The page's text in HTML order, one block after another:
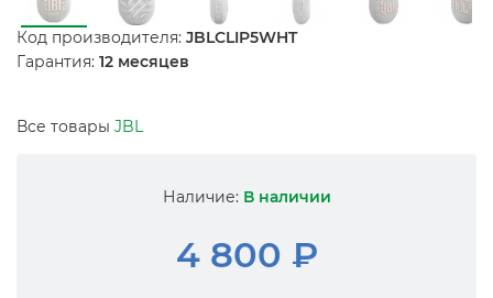
Код производителя: JBLCLIP5WHT
Гарантия: 12 месяцев
Все товары JBL
Наличие: В наличии
4 800 ₽